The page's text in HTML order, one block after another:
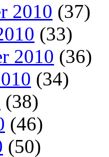
2010 (37)
(33)
2010 (36)
(34)
(38)
(46)
(50)